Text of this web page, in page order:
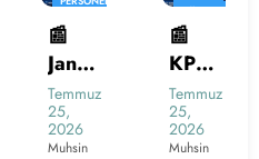
KPSS
202
6/2
Merk
Temmuz
2026
Muhsin
ve
Gazil
ere
Yeni
Ağustos
2026
Muhsin